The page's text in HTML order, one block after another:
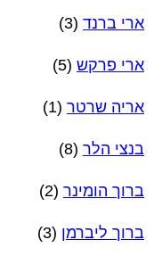
ארי ברנד (3)
ארי פרקש (5)
אריה שרטר (1)
בנצי הלר (8)
ברוך הומינר (2)
ברוך ליברמן (3)